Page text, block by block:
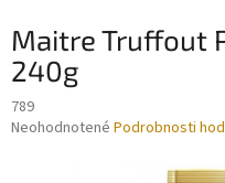
Maitre Truffout
240g
789
Priemerné
Neohodnotené Podrobnosti